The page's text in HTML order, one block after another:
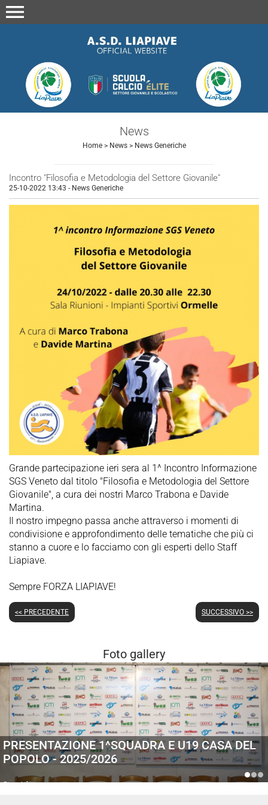
menu
News
Home> News> News Generiche
Incontro "Filosofia e Metodologia del Settore Giovanile"
25-10-2022 13:43 - News Generiche
Grande partecipazione ieri sera al 1^ Incontro Informazione
SGS Veneto dal titolo "Filosofia e Metodologia del Settore
Giovanile", a cura dei nostri Marco Trabona e Davide
Martina.
Il nostro impegno passa anche attraverso i momenti di
condivisione e approfondimento delle tematiche che più ci
stanno a cuore e lo facciamo con gli esperti dello Staff
Liapiave.
Sempre FORZA LIAPIAVE!
<< PRECEDENTE SUCCESSIVO >>
Foto gallery
PRESENTAZIONE 1^SQUADRA E U19 CASA DEL
POPOLO - 2025/2026
Generiche